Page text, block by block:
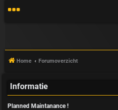
V
Home Forumoverzicht
Informatie
Planned Maintanance !